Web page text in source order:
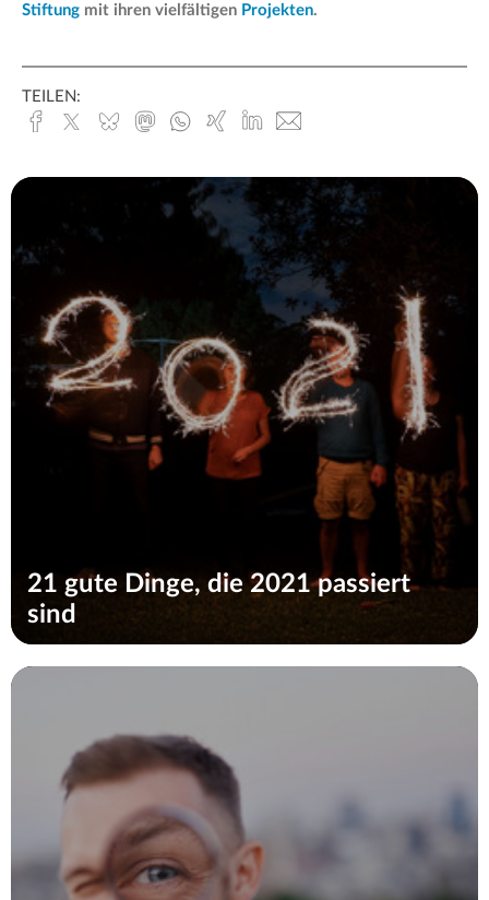
Stiftung mit ihren vielfältigen Projekten.
TEILEN:
Facebook
x.com BlueskyMastodonWhatsapp
Xing
Linked
21 gute Dinge, die 2021 passiert
sind